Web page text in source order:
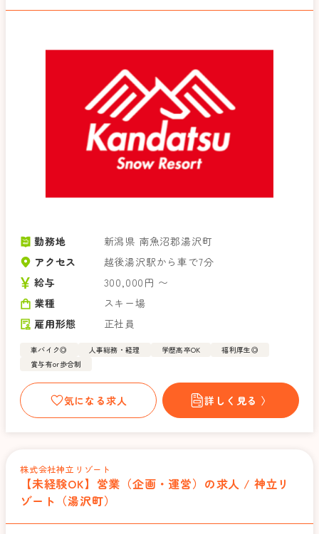
勤務地
新潟県 南魚沼郡湯沢町
アクセス
越後湯沢駅から車で7分
給与
300,000円 〜
業種
スキー場
雇用形態
正社員
車バイク◎ 人事総務・経理 学歴高卒OK
福利厚生◎
賞与有or歩合制
気になる求人 詳しく見る 〉
株式会社神立リゾート
【未経験OK】営業（企画・運営）の求人 / 神立リ
ゾート（湯沢町）